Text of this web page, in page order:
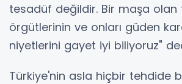
tesadüf değildir. Bir maşa olan
örgütlerinin ve onları güden
niyetlerini gayet iyi biliyoruz"
Türkiye'nin asla hiçbir tehdide